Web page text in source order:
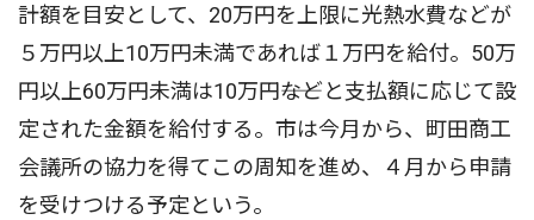
計額を目安として、20万円を上限に光熱水費などが
５万円以上10万円未満であれば１万円を給付。50万
円以上60万円未満は10万円――などと支払額に応じて設
定された金額を給付する。市は今月から、町田商工
会議所の協力を得てこの周知を進め、４月から申請
を受けつける予定という。